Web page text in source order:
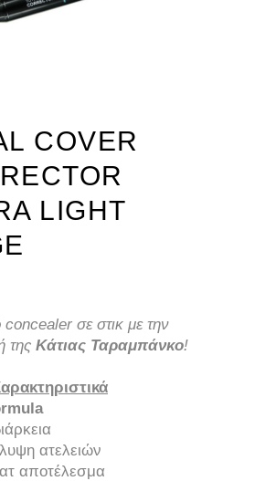
COVER
LIGHT
concealer σε στικ με την
της Κάτιας Ταραμπάνκο!
ατελειών
αποτέλεσμα